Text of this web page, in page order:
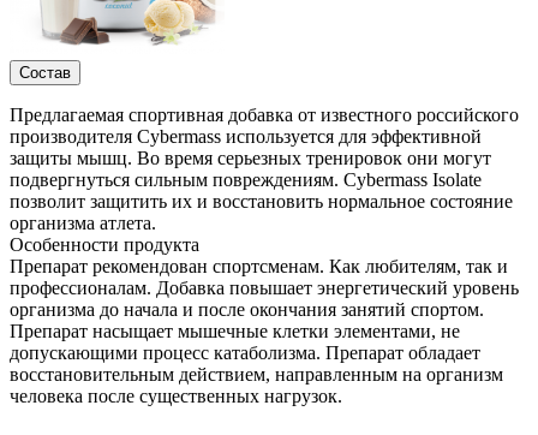
Состав
Предлагаемая спортивная добавка от известного российского
производителя Cybermass используется для эффективной
защиты мышц. Во время серьезных тренировок они могут
подвергнуться сильным повреждениям. Cybermass Isolate
позволит защитить их и восстановить нормальное состояние
организма атлета.
Особенности продукта
Препарат рекомендован спортсменам. Как любителям, так и
профессионалам. Добавка повышает энергетический уровень
организма до начала и после окончания занятий спортом.
Препарат насыщает мышечные клетки элементами, не
допускающими процесс катаболизма. Препарат обладает
восстановительным действием, направленным на организм
человека после существенных нагрузок.